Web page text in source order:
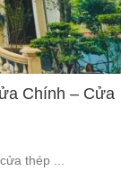
Chính – Cửa
thép ...